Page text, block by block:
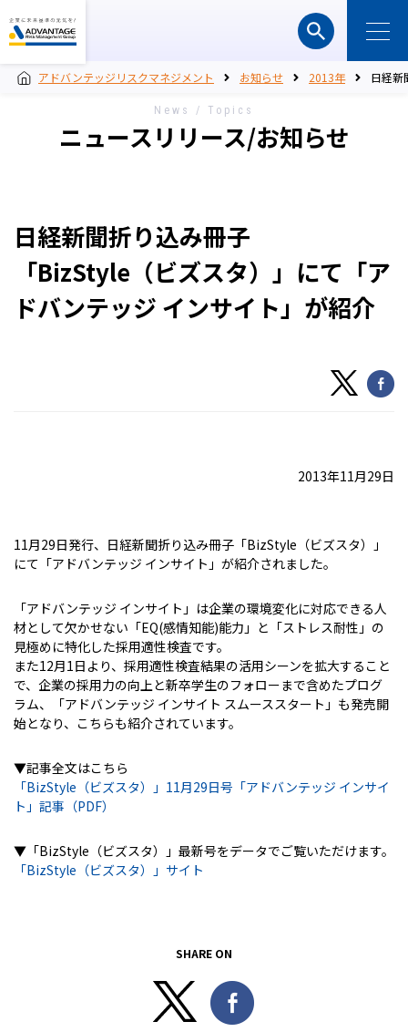
アドバンテッジリスクマネジメント お知らせ 2013年 日経新
News / Topics
ニュースリリース/お知らせ
日経新聞折り込み冊子
「BizStyle（ビズスタ）」にて「ア
ドバンテッジ インサイト」が紹介
2013年11月29日
11月29日発行、日経新聞折り込み冊子「BizStyle（ビズスタ）」
にて「アドバンテッジ インサイト」が紹介されました。
「アドバンテッジ インサイト」は企業の環境変化に対応できる人
材として欠かせない「EQ(感情知能)能力」と「ストレス耐性」の
見極めに特化した採用適性検査です。
また12月1日より、採用適性検査結果の活用シーンを拡大すること
で、企業の採用力の向上と新卒学生のフォローまで含めたプログ
ラム、「アドバンテッジ インサイト スムーススタート」も発売開
始となり、こちらも紹介されています。
▼記事全文はこちら
「BizStyle（ビズスタ）」11月29日号「アドバンテッジ インサイ
ト」記事（PDF）
▼「BizStyle（ビズスタ）」最新号をデータでご覧いただけます。
「BizStyle（ビズスタ）」サイト
SHARE ON